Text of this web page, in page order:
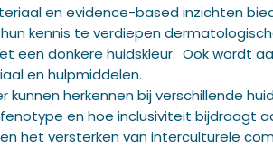
en evidence-based inzichten
kennis te verdiepen
een donkere huidskleur. Ook wordt
en hulpmiddelen.
herkennen bij verschillende
en hoe inclusiviteit bijdraagt
het versterken van interculturele